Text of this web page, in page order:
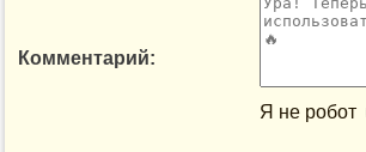
Комментарий:
Я не робот